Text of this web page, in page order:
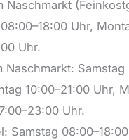
Naschmarkt
Uhr,
Uhr.
Naschmarkt:
10:00–21:00 Uhr,
Uhr.
Samstag